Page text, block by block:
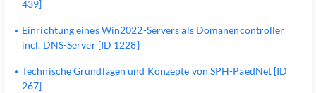
439]
Einrichtung eines Win2022-Servers als Domänencontroller
incl. DNS-Server [ID 1228]
Technische Grundlagen und Konzepte von SPH-PaedNet [ID
267]